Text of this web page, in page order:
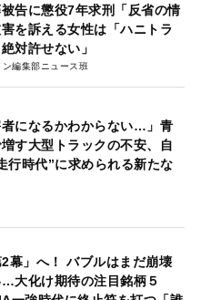
告に懲役7年求刑「反省の情
を訴える女性は「ハニトラ
対許せない」
編集部ニュース班
者になるかわからない…」青
す大型トラックの不安、自
行時代”に求められる新たな
幕」へ！ バブルはまだ崩壊
…大化け期待の注目銘柄５